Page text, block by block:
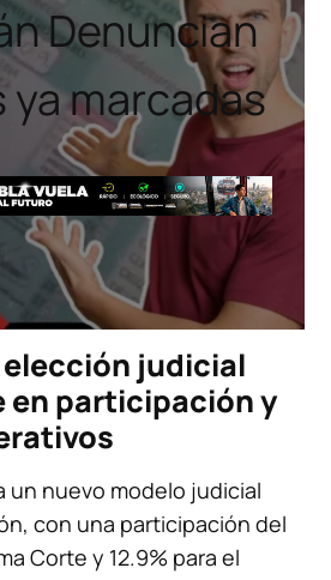
Denuncian
ya marcadas
judicial
en participación y
un nuevo modelo judicial
con una participación del
Corte y 12.9% para el